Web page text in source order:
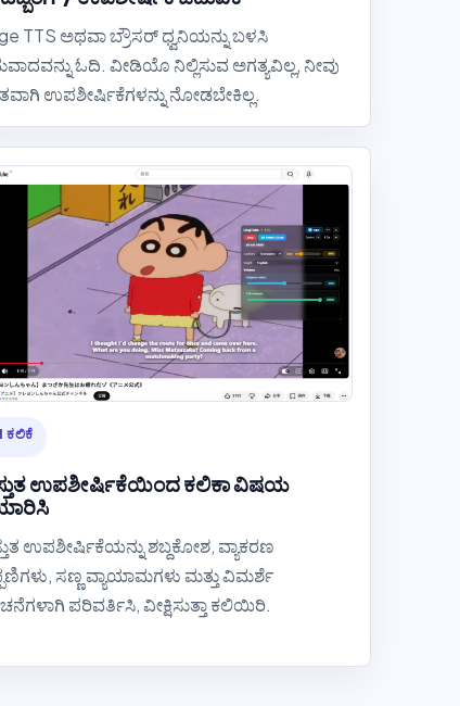
TTS ಅಥವಾ ಬ್ರೌಸರ್ ಧ್ವನಿಯನ್ನು ಬಳಸಿ
ಓದಿ. ವೀಡಿಯೊ ನಿಲ್ಲಿಸುವ ಅಗತ್ಯವಿಲ್ಲ, ನೀವು
ಉಪಶೀರ್ಷಿಕೆಗಳನ್ನು ನೋಡಬೇಕಿಲ್ಲ.
ಕಲಿಕೆ
ಉಪಶೀರ್ಷಿಕೆಯಿಂದ ಕಲಿಕಾ ವಿಷಯ
ಉಪಶೀರ್ಷಿಕೆಯನ್ನು ಶಬ್ದಕೋಶ, ವ್ಯಾಕರಣ
ಸಣ್ಣ ವ್ಯಾಯಾಮಗಳು ಮತ್ತು ವಿಮರ್ಶೆ
ಪರಿವರ್ತಿಸಿ, ವೀಕ್ಷಿಸುತ್ತಾ ಕಲಿಯಿರಿ.